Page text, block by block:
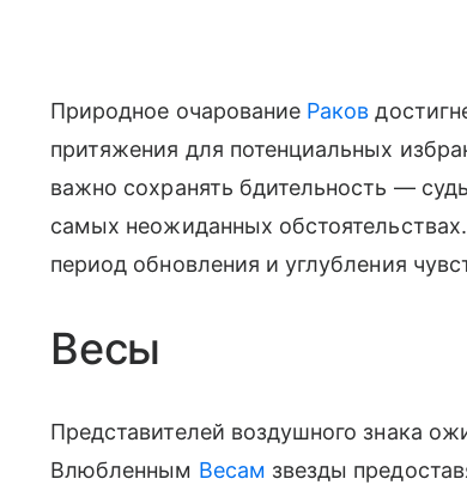
Природное очарование Раков
притяжения для потенциальных
важно сохранять бдительность —
самых неожиданных
период обновления и углубления
Весы
Представителей воздушного знака
Влюбленным Весам звезды